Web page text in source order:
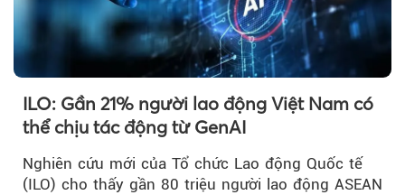
ILO: Gần 21% người lao động Việt Nam có
thể chịu tác động từ GenAI
Nghiên cứu mới của Tổ chức Lao động Quốc tế
(ILO) cho thấy gần 80 triệu người lao động ASEAN